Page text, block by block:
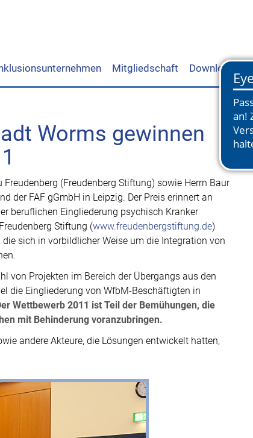
Mitgliedschaft Downloads
Worms gewinnen
(Freudenberg Stiftung) sowie Herrn Baur
der FAF gGmbH in Leipzig. Der Preis erinnert an
beruflichen Eingliederung psychisch Kranker
Stiftung (www.freudenbergstiftung.de)
sich in vorbildlicher Weise um die Integration von
von Projekten im Bereich der Übergangs aus den
die Eingliederung von WfbM-Beschäftigten in
Wettbewerb 2011 ist Teil der Bemühungen, die
mit Behinderung voranzubringen.
andere Akteure, die Lösungen entwickelt hatten,